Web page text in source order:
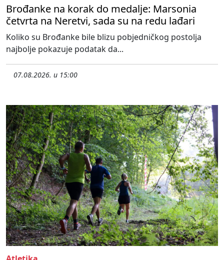
Brođanke na korak do medalje: Marsonia
četvrta na Neretvi, sada su na redu lađari
Koliko su Brođanke bile blizu pobjedničkog postolja
najbolje pokazuje podatak da...
07.08.2026. u 15:00